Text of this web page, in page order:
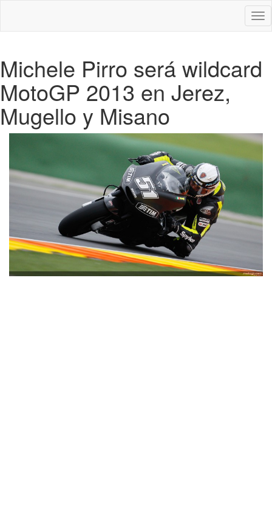
Michele Pirro será wildcard
MotoGP 2013 en Jerez,
Mugello y Misano